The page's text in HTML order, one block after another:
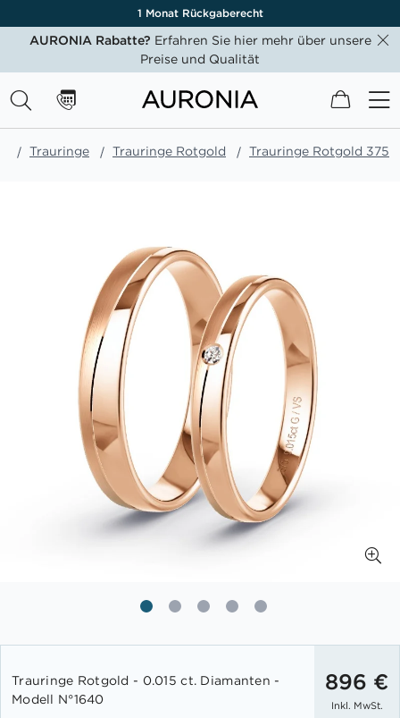
1 Monat Rückgaberecht
AURONIA Rabatte? Erfahren Sie hier mehr über unsere
Preise und Qualität
Mein
Trauringe Trauringe Rotgold Trauringe Rotgold 375
der
Bildgalerie
Trauringe Rotgold - 0.015 ct. Diamanten -
Modell N°1640
896 €
Inkl. MwSt.